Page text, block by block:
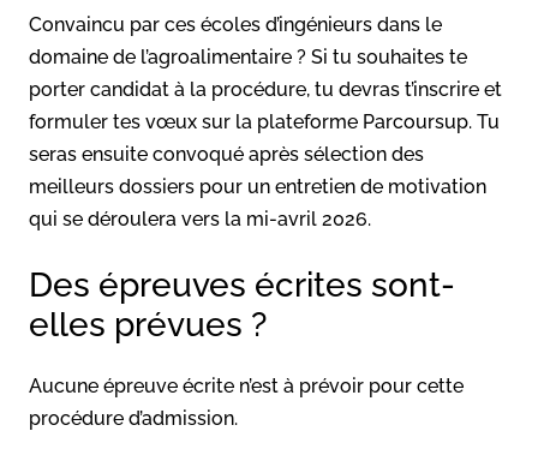
Convaincu par ces écoles d’ingénieurs dans le
domaine de l’agroalimentaire ? Si tu souhaites te
porter candidat à la procédure, tu devras t’inscrire et
formuler tes vœux sur la plateforme Parcoursup. Tu
seras ensuite convoqué après sélection des
meilleurs dossiers pour un entretien de motivation
qui se déroulera vers la mi-avril 2026.
Des épreuves écrites sont-
elles prévues ?
Aucune épreuve écrite n’est à prévoir pour cette
procédure d’admission.